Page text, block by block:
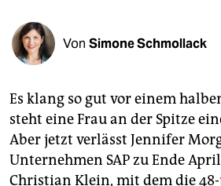
fragen & hilfe
abo
genossenschaft
epaper login
Von Simone Schmollack
Es klang so gut vor einem
steht eine Frau an der Spitze
Aber jetzt verlässt Jennifer
Unternehmen SAP zu Ende
Christian Klein, mit dem die 48-